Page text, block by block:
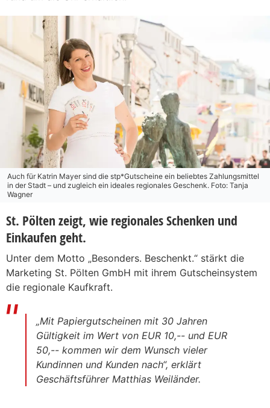
Auch für Katrin Mayer sind die stp*Gutscheine ein beliebtes Zahlungsmittel
in der Stadt – und zugleich ein ideales regionales Geschenk. Foto: Tanja
Wagner
St. Pölten zeigt, wie regionales Schenken und
Einkaufen geht.
Unter dem Motto „Besonders. Beschenkt.“ stärkt die
Marketing St. Pölten GmbH mit ihrem Gutscheinsystem
die regionale Kaufkraft.
„Mit Papiergutscheinen mit 30 Jahren
Gültigkeit im Wert von EUR 10,-- und EUR
50,-- kommen wir dem Wunsch vieler
Kundinnen und Kunden nach“, erklärt
Geschäftsführer Matthias Weiländer.